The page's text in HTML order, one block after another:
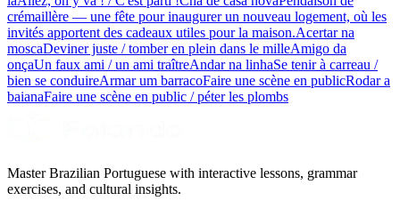
crémaillère — une fête pour inaugurer un nouveau logement, où les
invités apportent des cadeaux utiles pour la maison.Acertar na
moscaDeviner juste / tomber en plein dans le milleAmigo da
onçaUn faux ami / un ami traîtreAndar na linhaSe tenir à carreau /
bien se conduireArmar um barracoFaire une scène en publicRodar a
baianaFaire une scène en public / péter les plombs
Master Brazilian Portuguese with interactive lessons, grammar
exercises, and cultural insights.